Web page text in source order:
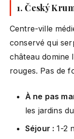
1. Český
Centre-ville
conservé qui
château domine
rouges. Pas de
À ne pas
les jardins
Séjour : 1-2